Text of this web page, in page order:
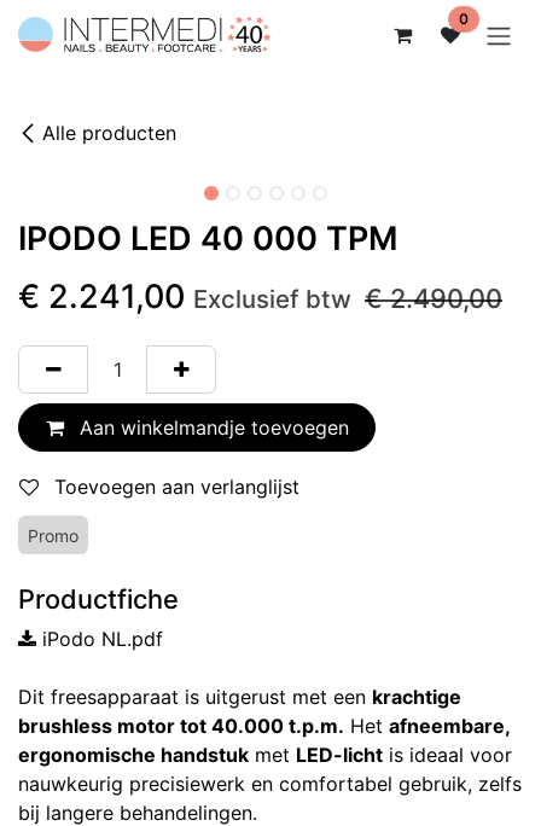
Overslaan naar inhoud 0
Alle producten
IPODO LED 40 000 TPM
Dit freesapparaat is uitgerust met een krachtige
brushless motor tot 40.000 t.p.m. Het afneembare,
ergonomische handstuk met LED-licht is ideaal voor
nauwkeurig precisiewerk en comfortabel gebruik, zelfs
bij langere behandelingen.
€ 2.241,00 Exclusief btw €2.490,00
Aan winkelmandje toevoegen
Toevoegen aan verlanglijst
Promo
Productfiche
iPodo NL.pdf